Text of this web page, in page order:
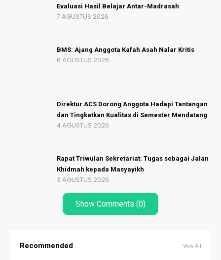
Evaluasi Hasil Belajar Antar-Madrasah
7 AGUSTUS 2026
BMS: Ajang Anggota Kafah Asah Nalar Kritis
6 AGUSTUS 2026
Direktur ACS Dorong Anggota Hadapi Tantangan
dan Tingkatkan Kualitas di Semester Mendatang
4 AGUSTUS 2026
Rapat Triwulan Sekretariat: Tugas sebagai Jalan
Khidmah kepada Masyayikh
3 AGUSTUS 2026
Show Comments (0)
Recommended View All